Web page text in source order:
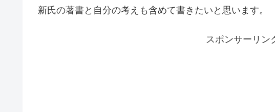
新氏の著書と自分の考えも含めて書きたいと思います。
スポンサーリン